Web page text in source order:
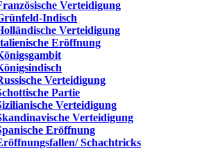
Verteidigung
Indisch
Verteidigung
Eröffnung
Verteidigung
Partie
Verteidigung
Verteidigung
Eröffnung
Schachtricks